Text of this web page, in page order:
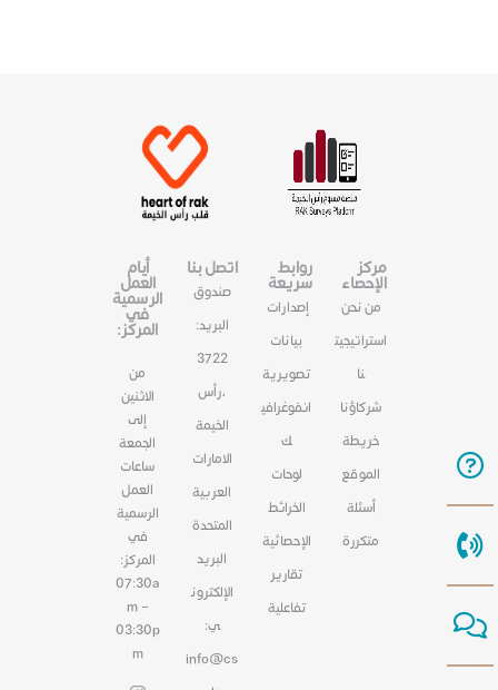
مركز
الإحصاء
من نحن
استراتيجيت
نا
شركاؤنا
خريطة
الموقع
أسئلة
متكررة
روابط
سريعة
إصدارات
بيانات
تصويرية
انفوغرافي
ك
لوحات
الخرائط
الإحصائية
تقارير
تفاعلية
اتصل بنا
صندوق
البريد:
3722
،رأس
الخيمة
الامارات
العربية
المتحدة
البريد
الإلكترون
ي:
info@cs
أيام
العمل
الرسمية
في
المركز:
من
الاثنين
إلى
الجمعة
ساعات
العمل
الرسمية
في
المركز:
07:30a
m –
03:30p
m